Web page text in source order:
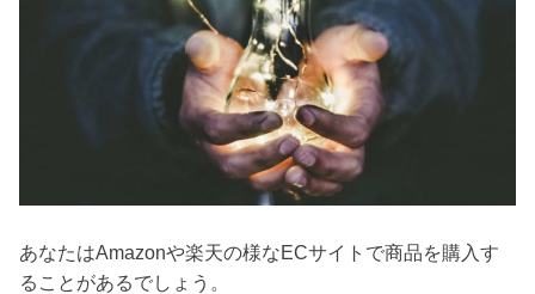
あなたはAmazonや楽天の様なECサイトで商品を購入す
ることがあるでしょう。